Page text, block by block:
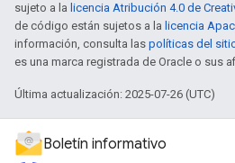
sujeto a la licencia Atribución 4.0 de
de código están sujetos a la licencia
información, consulta las políticas del
es una marca registrada de Oracle o sus
Última actualización: 2025-07-26 (UTC)
Boletín informativo